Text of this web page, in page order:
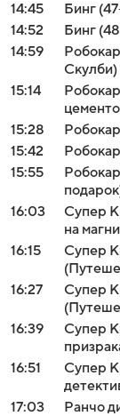
14:45
Бинг
14:52
Бинг
14:59
Скулби)
15:14
15:28
15:42
15:55
16:03
Супер
на
16:15
Супер
16:27
Супер
16:39
Супер
16:51
Супер
17:03
Ранчо